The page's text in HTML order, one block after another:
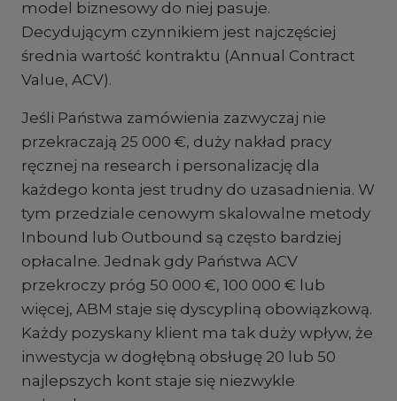
model biznesowy do niej pasuje.
Decydującym czynnikiem jest najczęściej
średnia wartość kontraktu (Annual Contract
Value, ACV).
Jeśli Państwa zamówienia zazwyczaj nie
przekraczają 25 000 €, duży nakład pracy
ręcznej na research i personalizację dla
każdego konta jest trudny do uzasadnienia. W
tym przedziale cenowym skalowalne metody
Inbound lub Outbound są często bardziej
opłacalne. Jednak gdy Państwa ACV
przekroczy próg 50 000 €, 100 000 € lub
więcej, ABM staje się dyscypliną obowiązkową.
Każdy pozyskany klient ma tak duży wpływ, że
inwestycja w dogłębną obsługę 20 lub 50
najlepszych kont staje się niezwykle